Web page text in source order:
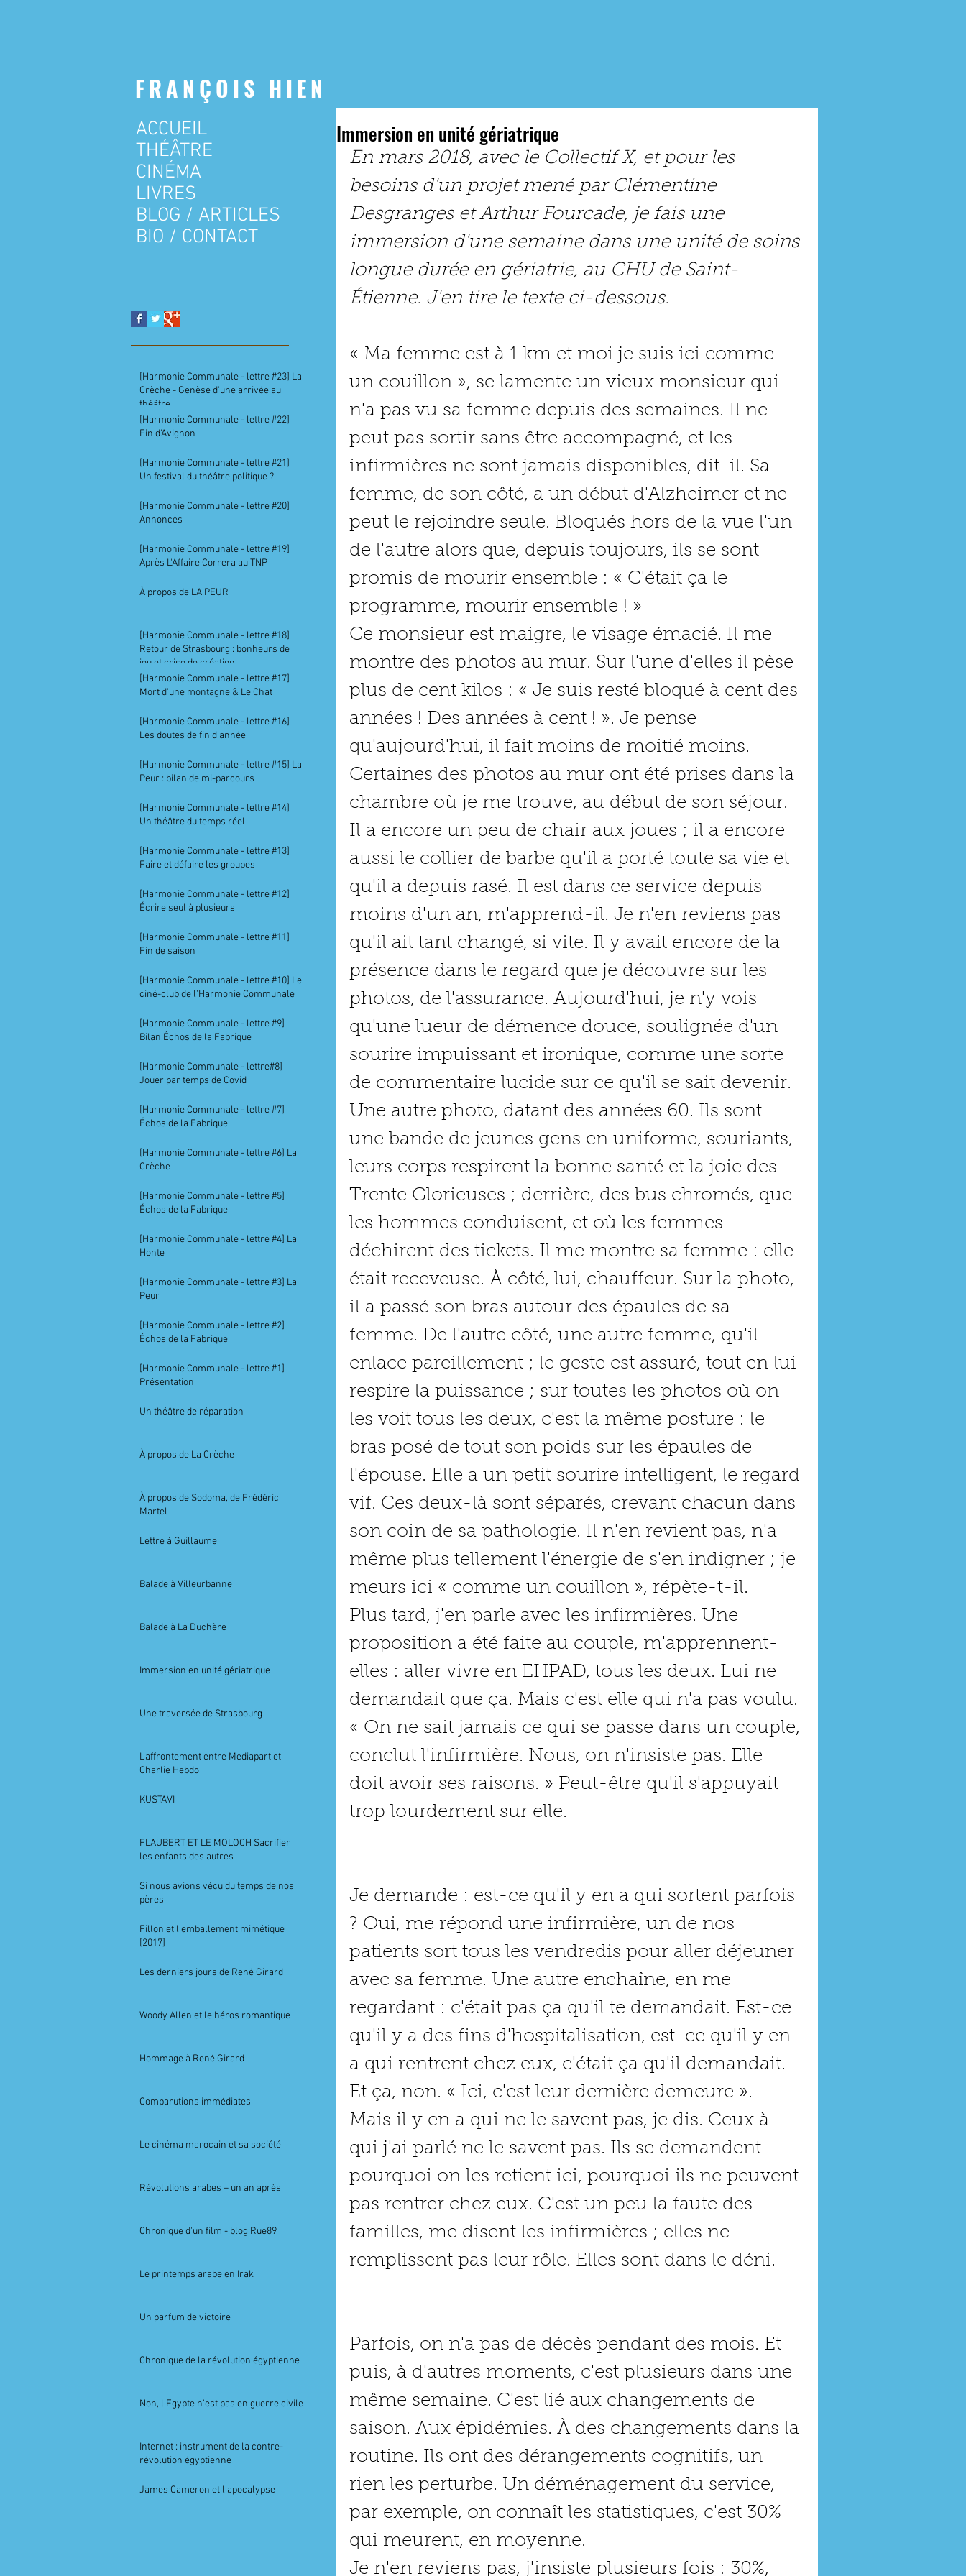
FRANÇOIS HIEN
[Harmonie Communale - lettre #23] La
Crèche - Genèse d'une arrivée au
théâtre
[Harmonie Communale - lettre #22]
Fin d'Avignon
[Harmonie Communale - lettre #21]
Un festival du théâtre politique ?
[Harmonie Communale - lettre #20]
Annonces
[Harmonie Communale - lettre #19]
Après L'Affaire Correra au TNP
À propos de LA PEUR
[Harmonie Communale - lettre #18]
Retour de Strasbourg : bonheurs de
jeu et crise de création
[Harmonie Communale - lettre #17]
Mort d'une montagne & Le Chat
[Harmonie Communale - lettre #16]
Les doutes de fin d'année
[Harmonie Communale - lettre #15] La
Peur : bilan de mi-parcours
[Harmonie Communale - lettre #14]
Un théâtre du temps réel
[Harmonie Communale - lettre #13]
Faire et défaire les groupes
[Harmonie Communale - lettre #12]
Écrire seul à plusieurs
[Harmonie Communale - lettre #11]
Fin de saison
[Harmonie Communale - lettre #10] Le
ciné-club de l'Harmonie Communale
[Harmonie Communale - lettre #9]
Bilan Échos de la Fabrique
[Harmonie Communale - lettre#8]
Jouer par temps de Covid
[Harmonie Communale - lettre #7]
Échos de la Fabrique
[Harmonie Communale - lettre #6] La
Crèche
[Harmonie Communale - lettre #5]
Échos de la Fabrique
[Harmonie Communale - lettre #4] La
Honte
[Harmonie Communale - lettre #3] La
Peur
[Harmonie Communale - lettre #2]
Échos de la Fabrique
[Harmonie Communale - lettre #1]
Présentation
Un théâtre de réparation
À propos de La Crèche
À propos de Sodoma, de Frédéric
Martel
Lettre à Guillaume
Balade à Villeurbanne
Balade à La Duchère
Immersion en unité gériatrique
Une traversée de Strasbourg
L'affrontement entre Mediapart et
Charlie Hebdo
KUSTAVI
FLAUBERT ET LE MOLOCH Sacrifier
les enfants des autres
Si nous avions vécu du temps de nos
pères
Fillon et l'emballement mimétique
[2017]
Les derniers jours de René Girard
Woody Allen et le héros romantique
Hommage à René Girard
Comparutions immédiates
Le cinéma marocain et sa société
Révolutions arabes – un an après
Chronique d'un film - blog Rue89
Le printemps arabe en Irak
Un parfum de victoire
Chronique de la révolution égyptienne
Non, l'Egypte n'est pas en guerre civile
Internet : instrument de la contre-
révolution égyptienne
James Cameron et l'apocalypse
Immersion en unité gériatrique
En mars 2018, avec le Collectif X, et pour les
besoins d'un projet mené par Clémentine
Desgranges et Arthur Fourcade, je fais une
immersion d'une semaine dans une unité de soins
longue durée en gériatrie, au CHU de Saint-
Étienne. J'en tire le texte ci-dessous.
« Ma femme est à 1 km et moi je suis ici comme
un couillon », se lamente un vieux monsieur qui
n'a pas vu sa femme depuis des semaines. Il ne
peut pas sortir sans être accompagné, et les
infirmières ne sont jamais disponibles, dit-il. Sa
femme, de son côté, a un début d'Alzheimer et ne
peut le rejoindre seule. Bloqués hors de la vue l'un
de l'autre alors que, depuis toujours, ils se sont
promis de mourir ensemble : « C'était ça le
programme, mourir ensemble ! »
Ce monsieur est maigre, le visage émacié. Il me
montre des photos au mur. Sur l'une d'elles il pèse
plus de cent kilos : « Je suis resté bloqué à cent des
années ! Des années à cent ! ». Je pense
qu'aujourd'hui, il fait moins de moitié moins.
Certaines des photos au mur ont été prises dans la
chambre où je me trouve, au début de son séjour.
Il a encore un peu de chair aux joues ; il a encore
aussi le collier de barbe qu'il a porté toute sa vie et
qu'il a depuis rasé. Il est dans ce service depuis
moins d'un an, m'apprend-il. Je n'en reviens pas
qu'il ait tant changé, si vite. Il y avait encore de la
présence dans le regard que je découvre sur les
photos, de l'assurance. Aujourd'hui, je n'y vois
qu'une lueur de démence douce, soulignée d'un
sourire impuissant et ironique, comme une sorte
de commentaire lucide sur ce qu'il se sait devenir.
Une autre photo, datant des années 60. Ils sont
une bande de jeunes gens en uniforme, souriants,
leurs corps respirent la bonne santé et la joie des
Trente Glorieuses ; derrière, des bus chromés, que
les hommes conduisent, et où les femmes
déchirent des tickets. Il me montre sa femme : elle
était receveuse. À côté, lui, chauffeur. Sur la photo,
il a passé son bras autour des épaules de sa
femme. De l'autre côté, une autre femme, qu'il
enlace pareillement ; le geste est assuré, tout en lui
respire la puissance ; sur toutes les photos où on
les voit tous les deux, c'est la même posture : le
bras posé de tout son poids sur les épaules de
l'épouse. Elle a un petit sourire intelligent, le regard
vif. Ces deux-là sont séparés, crevant chacun dans
son coin de sa pathologie. Il n'en revient pas, n'a
même plus tellement l'énergie de s'en indigner ; je
meurs ici « comme un couillon », répète-t-il.
Plus tard, j'en parle avec les infirmières. Une
proposition a été faite au couple, m'apprennent-
elles : aller vivre en EHPAD, tous les deux. Lui ne
demandait que ça. Mais c'est elle qui n'a pas voulu.
« On ne sait jamais ce qui se passe dans un couple,
conclut l'infirmière. Nous, on n'insiste pas. Elle
doit avoir ses raisons. » Peut-être qu'il s'appuyait
trop lourdement sur elle.
Je demande : est-ce qu'il y en a qui sortent parfois
? Oui, me répond une infirmière, un de nos
patients sort tous les vendredis pour aller déjeuner
avec sa femme. Une autre enchaîne, en me
regardant : c'était pas ça qu'il te demandait. Est-ce
qu'il y a des fins d'hospitalisation, est-ce qu'il y en
a qui rentrent chez eux, c'était ça qu'il demandait.
Et ça, non. « Ici, c'est leur dernière demeure ».
Mais il y en a qui ne le savent pas, je dis. Ceux à
qui j'ai parlé ne le savent pas. Ils se demandent
pourquoi on les retient ici, pourquoi ils ne peuvent
pas rentrer chez eux. C'est un peu la faute des
familles, me disent les infirmières ; elles ne
remplissent pas leur rôle. Elles sont dans le déni.
Parfois, on n'a pas de décès pendant des mois. Et
puis, à d'autres moments, c'est plusieurs dans une
même semaine. C'est lié aux changements de
saison. Aux épidémies. À des changements dans la
routine. Ils ont des dérangements cognitifs, un
rien les perturbe. Un déménagement du service,
par exemple, on connaît les statistiques, c'est 30%
qui meurent, en moyenne.
Je n'en reviens pas, j'insiste plusieurs fois : 30%,
ACCUEIL
THÉÂTRE
CINÉMA
LIVRES
BLOG / ARTICLES
BIO / CONTACT